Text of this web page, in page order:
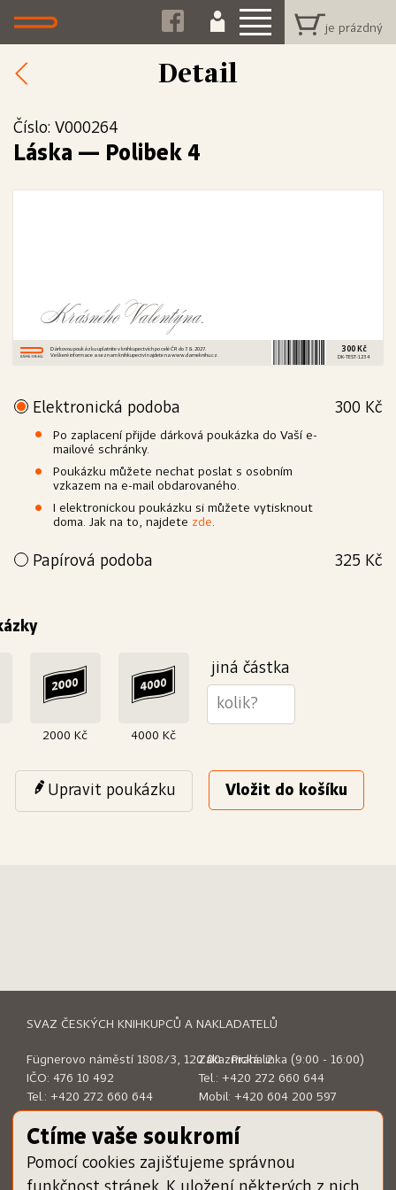
Detail
Číslo: V000264
Láska — Polibek 4
Krásného Valentýna.
Dárkovou poukázku uplatníte v knihkupectvích po celé ČR do 7. 8. 2027.
Veškeré informace a seznam knihkupectví najdete na www.dameknihu.cz.
300 Kč
DK-TEST-1234
Elektronická podoba 300 Kč
Po zaplacení přijde dárková poukázka do Vaší e-
mailové schránky.
Poukázku můžete nechat poslat s osobním
vzkazem na e-mail obdarovaného.
I elektronickou poukázku si můžete vytisknout
doma. Jak na to, najdete zde.
Papírová podoba 325 Kč
2000 Kč 4000 Kč
jiná částka
Upravit poukázku
SVAZ ČESKÝCH KNIHKUPCŮ A NAKLADATELŮ
Fügnerovo náměstí 1808/3, 120 00 Praha 2
IČO: 476 10 492
Tel.: +420 272 660 644
E-mail:sckn@sckn.cz
Zákaznická linka (9:00 - 16:00)
Tel.: +420 272 660 644
Mobil: +420 604 200 597
E-mail:info@dameknihu.cz
MENU ODKAZY
Ctíme vaše soukromí
Pomocí cookies zajišťujeme správnou